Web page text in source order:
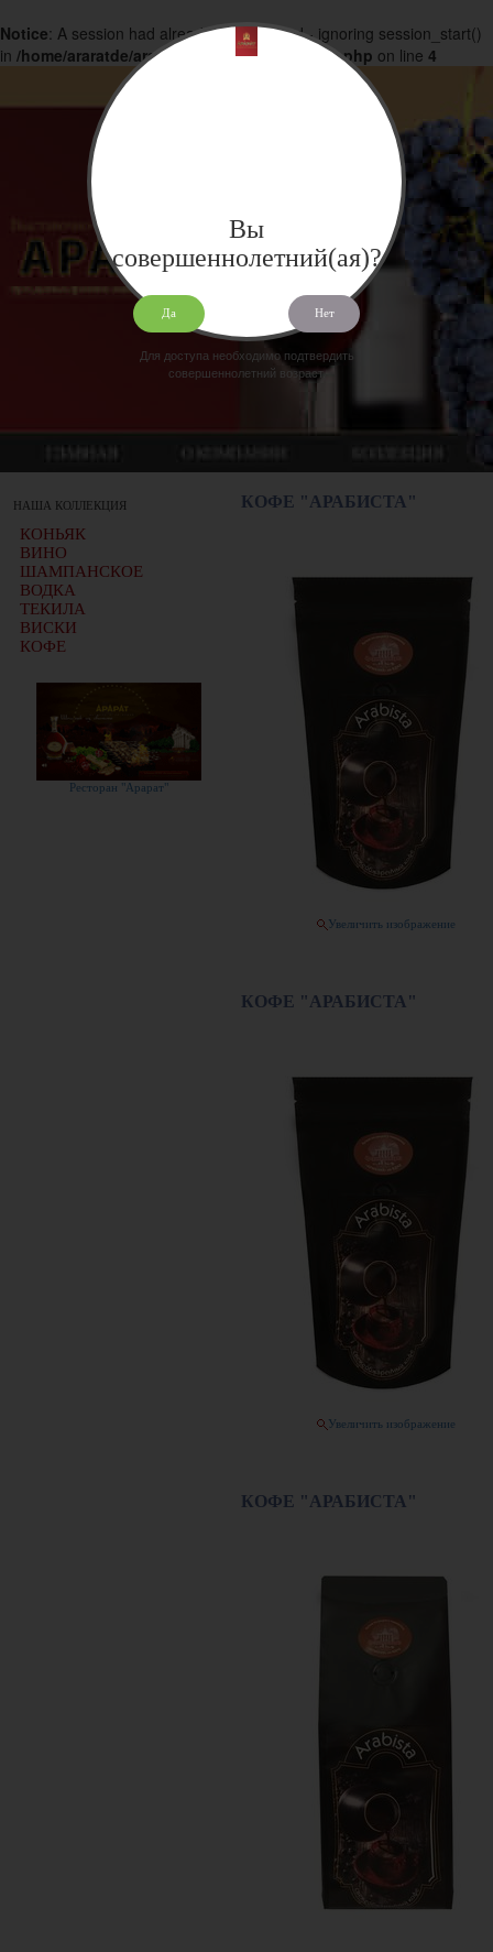
Notice: A session had already been started - ignoring session_start()
in /home/araratde/araratdeg.ru/docs/products.php on line 4
НАША КОЛЛЕКЦИЯ
КОНЬЯК
ВИНО
ШАМПАНСКОЕ
ВОДКА
ТЕКИЛА
ВИСКИ
КОФЕ
Ресторан "Арарат"
КОФЕ "АРАБИСТА"
Увеличить изображение
КОФЕ "АРАБИСТА"
Увеличить изображение
КОФЕ "АРАБИСТА"
Вы
совершеннолетний(ая)?
Да Нет
Для доступа необходимо подтвердить
совершеннолетний возраст.